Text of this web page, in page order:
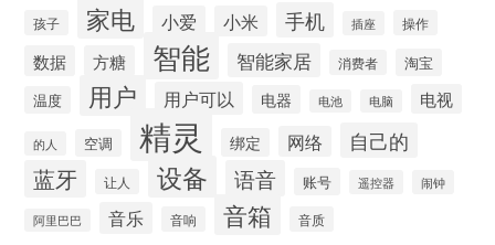
孩子 家电 小爱 小米 手机 插座 操作
数据 方糖 智能 智能家居 消费者
淘宝
温度
用户 用户可以 电器 电池 电脑 电视
的人 空调 精灵 绑定 网络 自己的
蓝牙 让人 设备 语音 账号 遥控器 闹钟
阿里巴巴 音乐 音响 音箱 音质